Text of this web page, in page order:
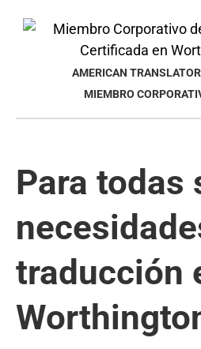
AMERICAN
MIEMBRO
Para todas
traducción